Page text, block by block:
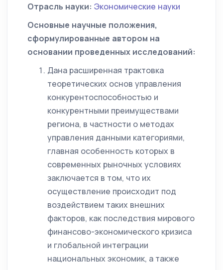
Отрасль науки: Экономические науки
Основные научные положения,
сформулированные автором на
основании проведенных исследований:
Дана расширенная трактовка
теоретических основ управления
конкурентоспособностью и
конкурентными преимуществами
региона, в частности о методах
управления данными категориями,
главная особенность которых в
современных рыночных условиях
заключается в том, что их
осуществление происходит под
воздействием таких внешних
факторов, как последствия мирового
финансово-экономического кризиса
и глобальной интеграции
национальных экономик, а также